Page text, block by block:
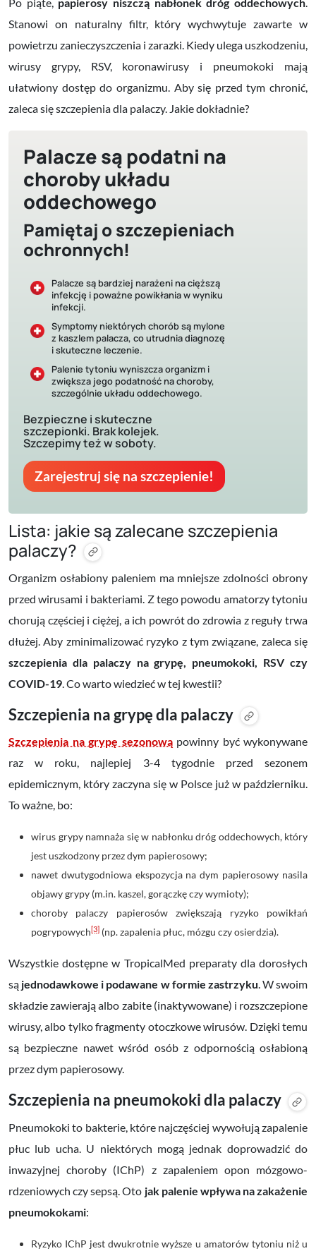
Stanowi on naturalny filtr, który wychwytuje zawarte w
powietrzu zanieczyszczenia i zarazki. Kiedy ulega uszkodzeniu,
wirusy grypy, RSV, koronawirusy i pneumokoki mają
ułatwiony dostęp do organizmu. Aby się przed tym chronić,
zaleca się szczepienia dla palaczy. Jakie dokładnie?
Palacze są podatni na
choroby układu
oddechowego
Pamiętaj o szczepieniach
ochronnych!
Palacze są bardziej narażeni na cięższą
infekcję i poważne powikłania w wyniku
infekcji.
Symptomy niektórych chorób są mylone
z kaszlem palacza, co utrudnia diagnozę
i skuteczne leczenie.
Palenie tytoniu wyniszcza organizm i
zwiększa jego podatność na choroby,
szczególnie układu oddechowego.
Bezpieczne i skuteczne
szczepionki. Brak kolejek.
Szczepimy też w soboty.
Zarejestruj się na szczepienie!
Lista: jakie są zalecane szczepienia
palaczy?
Organizm osłabiony paleniem ma mniejsze zdolności obrony
przed wirusami i bakteriami. Z tego powodu amatorzy tytoniu
chorują częściej i ciężej, a ich powrót do zdrowia z reguły trwa
dłużej. Aby zminimalizować ryzyko z tym związane, zaleca się
szczepienia dla palaczy na grypę, pneumokoki, RSV czy
COVID-19 . Co warto wiedzieć w tej kwestii?
Szczepienia na grypę dla palaczy
Szczepienia na grypę sezonowąpowinny być wykonywane
raz w roku, najlepiej 3-4 tygodnie przed sezonem
epidemicznym, który zaczyna się w Polsce już w październiku.
To ważne, bo:
wirus grypy namnaża się w nabłonku dróg oddechowych, który
jest uszkodzony przez dym papierosowy;
nawet dwutygodniowa ekspozycja na dym papierosowy nasila
objawy grypy (m.in. kaszel, gorączkę czy wymioty);
choroby palaczy papierosów zwiększają ryzyko powikłań
pogrypowych[3] (np. zapalenia płuc, mózgu czy osierdzia).
Wszystkie dostępne w TropicalMed preparaty dla dorosłych
są jednodawkowe i podawane w formie zastrzyku. W swoim
składzie zawierają albo zabite (inaktywowane) i rozszczepione
wirusy, albo tylko fragmenty otoczkowe wirusów. Dzięki temu
są bezpieczne nawet wśród osób z odpornością osłabioną
przez dym papierosowy.
Szczepienia na pneumokoki dla palaczy
Pneumokoki to bakterie, które najczęściej wywołują zapalenie
płuc lub ucha. U niektórych mogą jednak doprowadzić do
inwazyjnej choroby (IChP) z zapaleniem opon mózgowo-
rdzeniowych czy sepsą. Oto jak palenie wpływa na zakażenie
pneumokokami:
Ryzyko IChP jest dwukrotnie wyższe u amatorów tytoniu niż u